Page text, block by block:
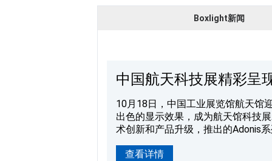
Boxlight新闻
中国航天科技展精彩呈
10月18日，中国工业展览馆航天馆
出色的显示效果，成为航天馆科技展示的重要助力，为
术创新和产品升级，推出的Adonis
览馆航天馆，Adonis系列激光投影
查看详情